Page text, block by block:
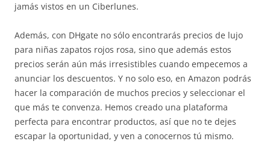
jamás vistos en un Ciberlunes.
Además, con DHgate no sólo encontrarás precios de lujo
para niñas zapatos rojos rosa, sino que además estos
precios serán aún más irresistibles cuando empecemos a
anunciar los descuentos. Y no solo eso, en Amazon podrás
hacer la comparación de muchos precios y seleccionar el
que más te convenza. Hemos creado una plataforma
perfecta para encontrar productos, así que no te dejes
escapar la oportunidad, y ven a conocernos tú mismo.